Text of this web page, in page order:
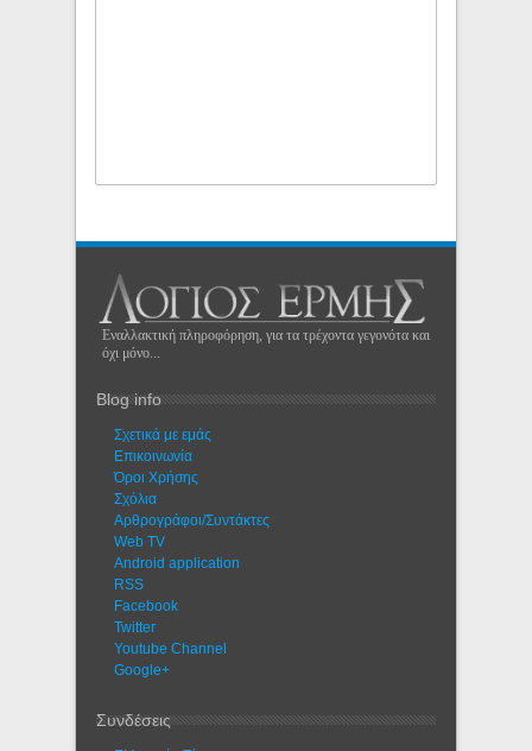
Εναλλακτική πληροφόρηση, για τα τρέχοντα γεγονότα και
όχι μόνο...
Blog info
Σχετικά με εμάς
Eπικοινωνία
Όροι Χρήσης
Σχόλια
Αρθρογράφοι/Συντάκτες
Web TV
Android application
RSS
Facebook
Twitter
Youtube Channel
Google+
Συνδέσεις